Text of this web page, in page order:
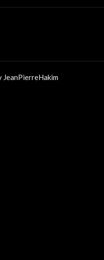
JeanPierreHakim